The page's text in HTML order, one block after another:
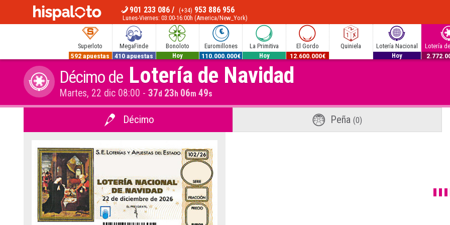
MENÚ 901 233 086/ (+34) 953 886 956
Lunes-Viernes: 03:00-16:00h (America/New_York)
Superloto
592 apuestas
MegaFinde
410 apuestas
Bonoloto
700.000€
Hoy
Euromillones
110.000.000€
La Primitiva
53.000.000€
Hoy
El Gordo
12.600.000€
Quiniela Lotería Nacional
300.000€
Hoy
Lotería
Décimo de Lotería de Navidad
Martes, 22 dic 08:00 - 37d 23h 06m 48s
Décimo
Peña (0)